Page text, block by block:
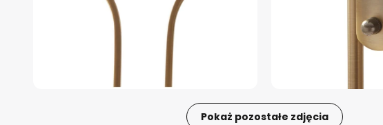
Pokaż pozostałe zdjęcia